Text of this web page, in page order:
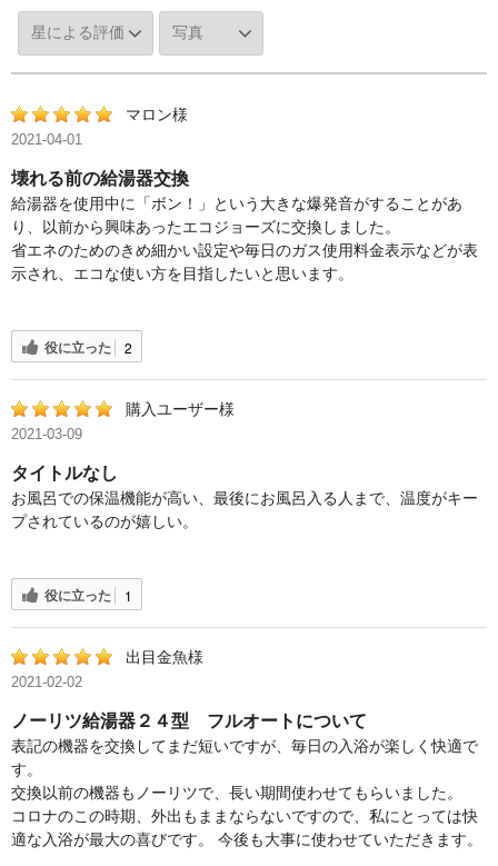
マロン様
2021-04-01
壊れる前の給湯器交換
給湯器を使用中に「ボン！」という大きな爆発音がすることがあ
り、以前から興味あったエコジョーズに交換しました。
省エネのためのきめ細かい設定や毎日のガス使用料金表示などが表
示され、エコな使い方を目指したいと思います。
役に立った 2
購入ユーザー様
2021-03-09
タイトルなし
お風呂での保温機能が高い、最後にお風呂入る人まで、温度がキー
プされているのが嬉しい。
役に立った 1
出目金魚様
2021-02-02
ノーリツ給湯器２４型 フルオートについて
表記の機器を交換してまだ短いですが、毎日の入浴が楽しく快適で
す。
交換以前の機器もノーリツで、長い期間使わせてもらいました。
コロナのこの時期、外出もままならないですので、私にとっては快
適な入浴が最大の喜びです。
今後も大事に使わせていただきます。